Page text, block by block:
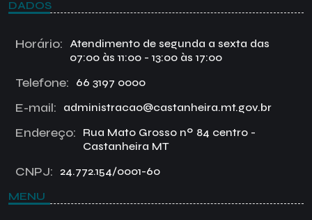
DADOS
Horário:
Atendimento de segunda a sexta das
07:00 às 11:00 - 13:00 às 17:00
Telefone: 66 3197 0000
E-mail: administracao@castanheira.mt.gov.br
Endereço:
Rua Mato Grosso nº 84 centro -
Castanheira MT
CNPJ: 24.772.154/0001-60
MENU